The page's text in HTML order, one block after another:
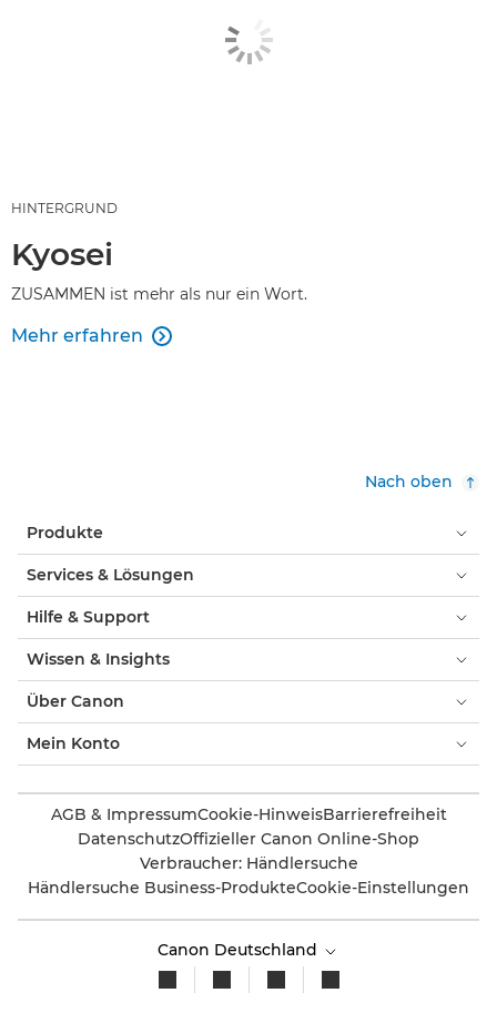
HINTERGRUND
Kyosei
ZUSAMMEN ist mehr als nur ein Wort.
Mehr erfahren 
Nach oben
Produkte
Services & Lösungen
Hilfe & Support
Wissen & Insights
Über Canon
Mein Konto
AGB & ImpressumCookie-HinweisBarrierefreiheit
DatenschutzOffizieller Canon Online-Shop
Verbraucher: Händlersuche
Händlersuche Business-ProdukteCookie-Einstellungen
Canon Deutschland